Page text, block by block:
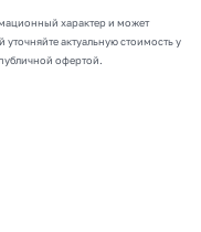
характер и может
уточняйте актуальную стоимость у
офертой.